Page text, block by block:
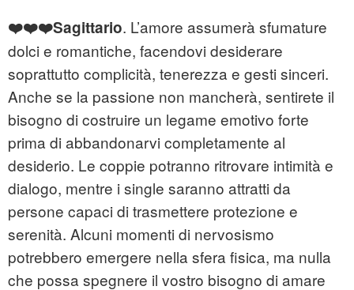
❤️❤️❤️Sagittario. L’amore assumerà sfumature
dolci e romantiche, facendovi desiderare
soprattutto complicità, tenerezza e gesti sinceri.
Anche se la passione non mancherà, sentirete il
bisogno di costruire un legame emotivo forte
prima di abbandonarvi completamente al
desiderio. Le coppie potranno ritrovare intimità e
dialogo, mentre i single saranno attratti da
persone capaci di trasmettere protezione e
serenità. Alcuni momenti di nervosismo
potrebbero emergere nella sfera fisica, ma nulla
che possa spegnere il vostro bisogno di amare